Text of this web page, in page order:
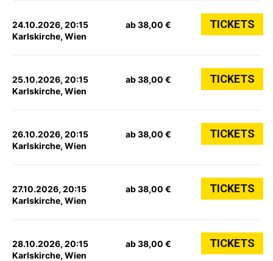
24.10.2026, 20:15
Karlskirche, Wien
ab 38,00 € TICKETS
25.10.2026, 20:15
Karlskirche, Wien
ab 38,00 € TICKETS
26.10.2026, 20:15
Karlskirche, Wien
ab 38,00 € TICKETS
27.10.2026, 20:15
Karlskirche, Wien
ab 38,00 € TICKETS
28.10.2026, 20:15
Karlskirche, Wien
ab 38,00 € TICKETS